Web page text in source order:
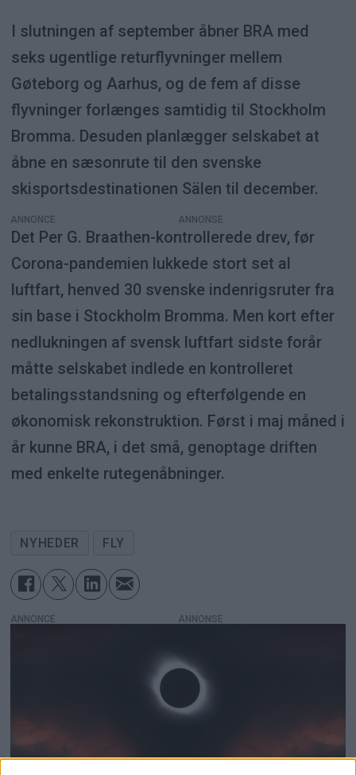
I slutningen af september åbner BRA med
seks ugentlige returflyvninger mellem
Gøteborg og Aarhus, og de fem af disse
flyvninger forlænges samtidig til Stockholm
Bromma. Desuden planlægger selskabet at
åbne en sæsonrute til den svenske
skisportsdestinationen Sälen til december.
ANNONCE
Det Per G. Braathen-kontrollerede drev, før
Corona-pandemien lukkede stort set al
luftfart, henved 30 svenske indenrigsruter fra
sin base i Stockholm Bromma. Men kort efter
nedlukningen af svensk luftfart sidste forår
måtte selskabet indlede en kontrolleret
betalingsstandsning og efterfølgende en
økonomisk rekonstruktion. Først i maj måned i
år kunne BRA, i det små, genoptage driften
med enkelte rutegenåbninger.
NYHEDER FLY
ANNONCE